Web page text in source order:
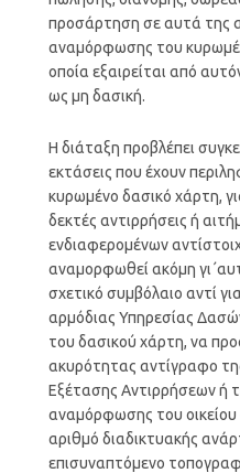
προσάρτηση σε αυτά της
αναμόρφωσης του
οποία εξαιρείται από
ως μη δασική.
Η διάταξη προβλέπει
εκτάσεις που έχουν
κυρωμένο δασικό χάρτη,
δεκτές αντιρρήσεις ή
ενδιαφερομένων
αναμορφωθεί ακόμη
σχετικό συμβόλαιο αντί
αρμόδιας Υπηρεσίας
του δασικού χάρτη, να
ακυρότητας αντίγραφο
Εξέτασης Αντιρρήσεων ή
αναμόρφωσης του
αριθμό διαδικτυακής
επισυναπτόμενο